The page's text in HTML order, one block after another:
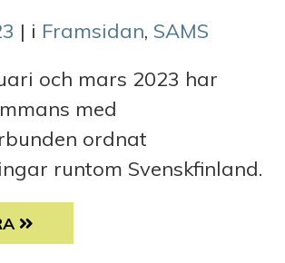
| i Framsidan, SAMS
och mars 2023 har
med
ordnat
runtom Svenskfinland.
FÅR BERÖM: ”DEN